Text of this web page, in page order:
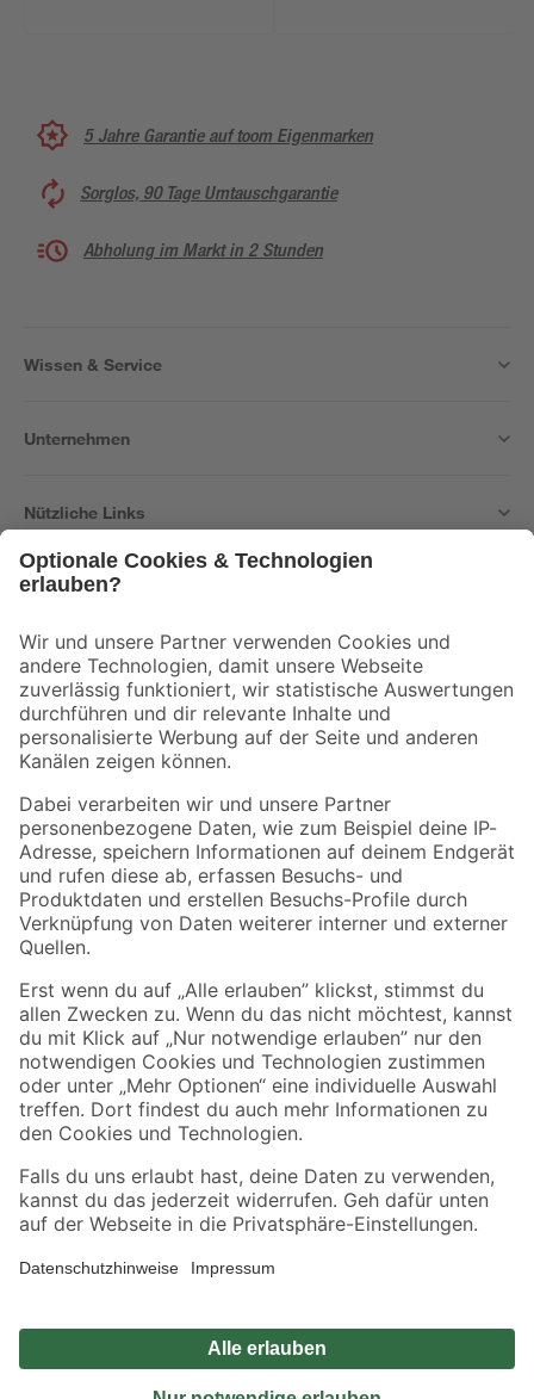
5 Jahre Garantie auf toom Eigenmarken
Sorglos, 90 Tage Umtauschgarantie
Abholung im Markt in 2 Stunden
Wissen & Service
Unternehmen
Nützliche Links
Der toom Newsletter: Keine Angebote und Aktionen mehr verpassen!
Zur Newsletter Anmeldung
Folge uns
Zahlungsarten Versandarten
Sicher einkaufen
Jetzt die toom-App herunterladen
Alle Preisangaben in EUR inkl. gesetzl. MwSt.. Die dargestellten Angebote sind unter
Umständen nicht in allen Märkten verfügbar. Die angegebenen Verfügbarkeiten beziehen
Produkte nur solange der Vorrat reicht.
*Paketversand ab 59 € versandkostenfrei, gilt nicht für Artikel mit Speditionsversand, hier
Privatsphäre Impressum
Nutzungsbedingungen
Widerrufsrecht
Vertrag widerrufen